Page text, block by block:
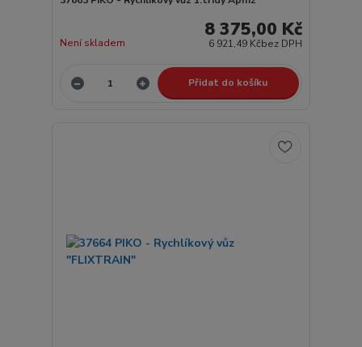
8 375,00 Kč
6 921,49 Kčbez DPH
Není skladem
Přidat do košíku